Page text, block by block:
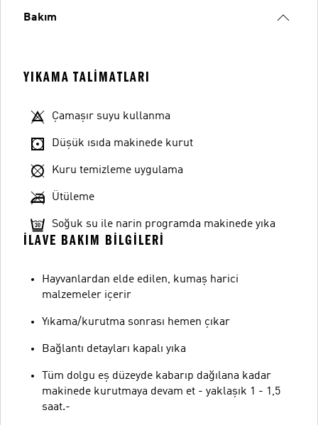
Bakım
YIKAMA TALIMATLARI
Çamaşır suyu kullanma
Düşük ısıda makinede kurut
Kuru temizleme uygulama
Ütüleme
Soğuk su ile narin programda makinede yıka
İLAVE BAKIM BILGILERI
Hayvanlardan elde edilen, kumaş harici
malzemeler içerir
Yıkama/kurutma sonrası hemen çıkar
Bağlantı detayları kapalı yıka
Tüm dolgu eş düzeyde kabarıp dağılana kadar
makinede kurutmaya devam et - yaklaşık 1 - 1,5
saat.-